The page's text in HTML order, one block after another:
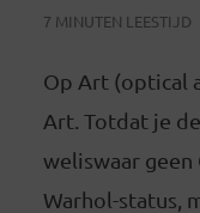
7 MINUTEN LEESTIJD
Op Art (optical
Art. Totdat je
weliswaar
Warhol-status,